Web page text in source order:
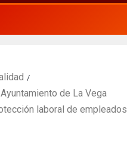
de La Vega
laboral de empleados